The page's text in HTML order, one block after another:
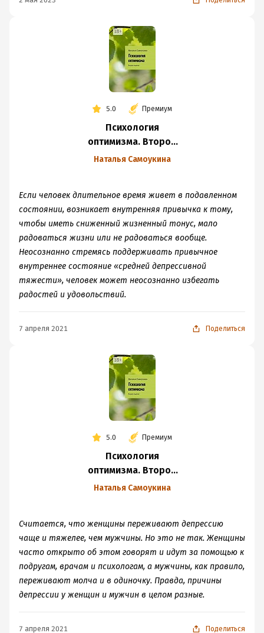
5.0 Премиум
Психология
оптимизма. Второе
издание
Наталья Самоукина
Если человек длительное время живет в подавленном
состоянии, возникает внутренняя привычка к тому,
чтобы иметь сниженный жизненный тонус, мало
радоваться жизни или не радоваться вообще.
Неосознанно стремясь поддерживать привычное
внутреннее состояние «средней депрессивной
тяжести», человек может неосознанно избегать
радостей и удовольствий.
7 апреля 2021 Поделиться
5.0 Премиум
Психология
оптимизма. Второе
издание
Наталья Самоукина
Считается, что женщины переживают депрессию
чаще и тяжелее, чем мужчины. Но это не так. Женщины
часто открыто об этом говорят и идут за помощью к
подругам, врачам и психологам, а мужчины, как правило,
переживают молча и в одиночку. Правда, причины
депрессии у женщин и мужчин в целом разные.
7 апреля 2021 Поделиться